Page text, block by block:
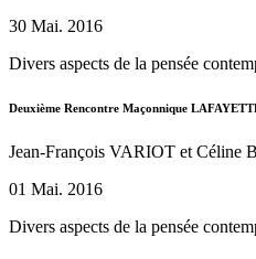
30 Mai. 2016
Divers aspects de la pensée
Deuxième Rencontre Maçonnique
Jean-François VARIOT et Céline
01 Mai. 2016
Divers aspects de la pensée